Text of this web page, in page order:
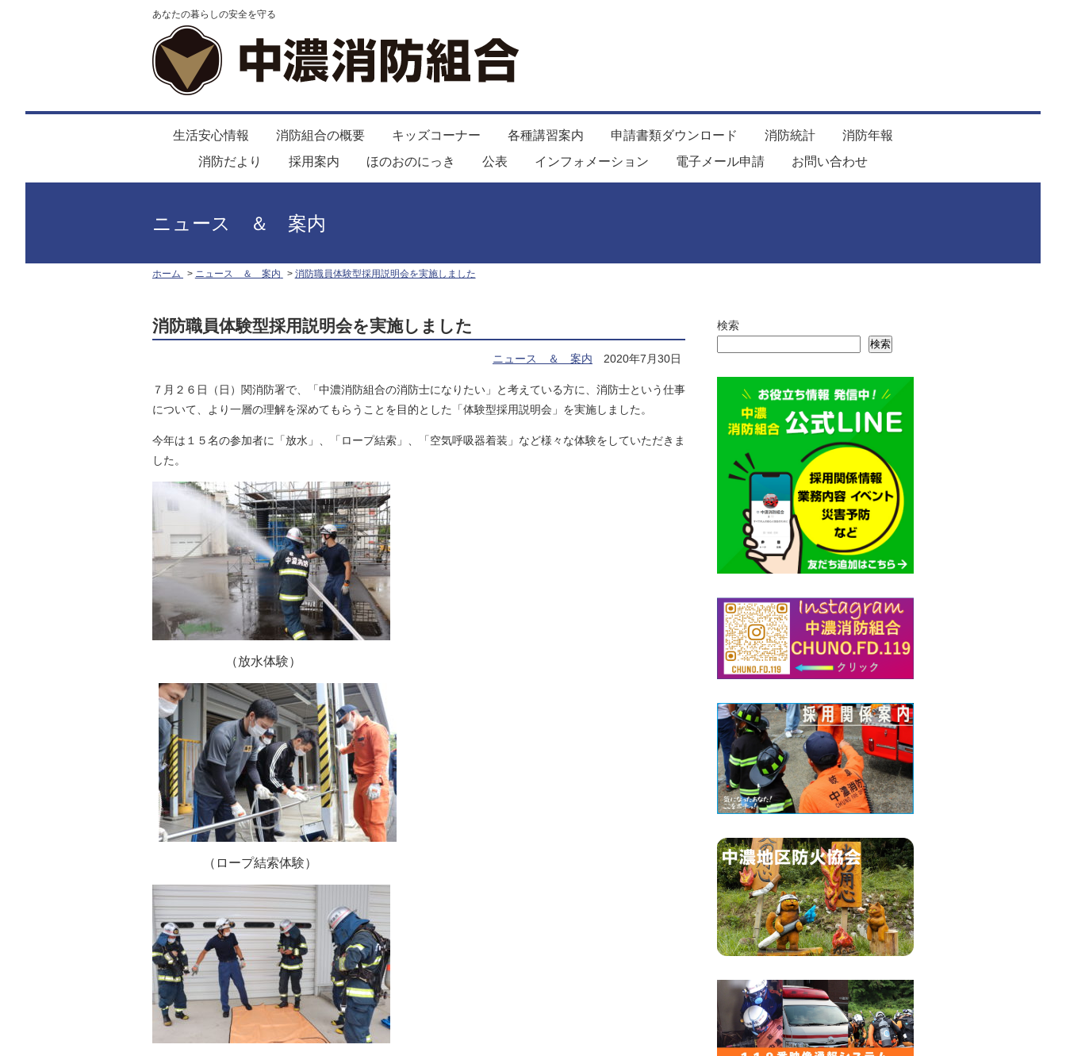
あなたの暮らしの安全を守る
生活安心情報 消防組合の概要 キッズコーナー 各種講習案内 申請書類ダウンロード 消防統計
消防年報
消防だより
採用案内 ほのおのにっき 公表 インフォメーション 電子メール申請 お問い合わせ
ニュース ＆ 案内
ホーム ニュース ＆ 案内 消防職員体験型採用説明会を実施しました
消防職員体験型採用説明会を実施しました
ニュース ＆ 案内 2020年7月30日
７月２６日（日）関消防署で、「中濃消防組合の消防士になりたい」と考えている方に、消防士という仕事
について、より一層の理解を深めてもらうことを目的とした「体験型採用説明会」を実施しました。
今年は１５名の参加者に「放水」、「ロープ結索」、「空気呼吸器着装」など様々な体験をしていただきま
した。
（放水体験）
（ロープ結索体験）
検索
検索